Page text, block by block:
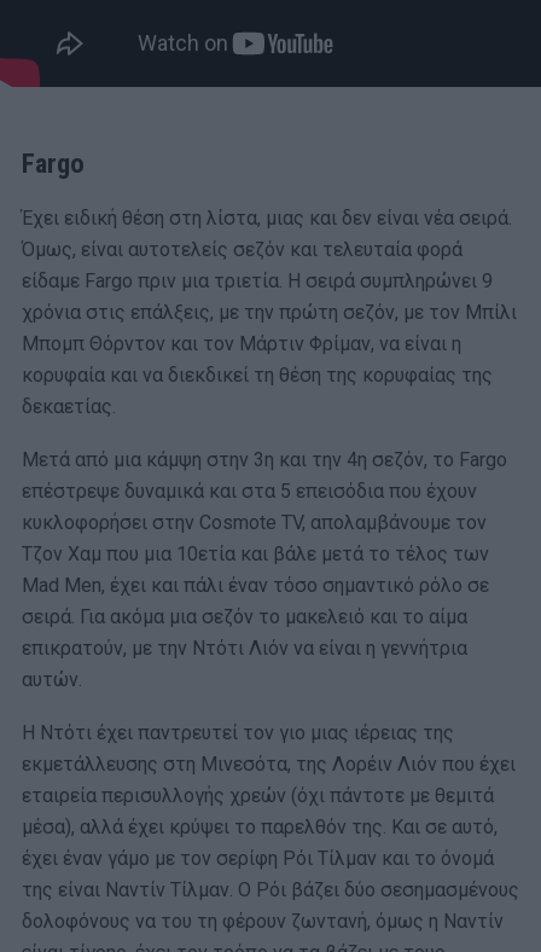
Fargo
Έχει ειδική θέση στη λίστα, μιας και δεν είναι νέα σειρά.
Όμως, είναι αυτοτελείς σεζόν και τελευταία φορά
είδαμε Fargo πριν μια τριετία. Η σειρά συμπληρώνει 9
χρόνια στις επάλξεις, με την πρώτη σεζόν, με τον Μπίλι
Μπομπ Θόρντον και τον Μάρτιν Φρίμαν, να είναι η
κορυφαία και να διεκδικεί τη θέση της κορυφαίας της
δεκαετίας.
Μετά από μια κάμψη στην 3η και την 4η σεζόν, το Fargo
επέστρεψε δυναμικά και στα 5 επεισόδια που έχουν
κυκλοφορήσει στην Cosmote TV, απολαμβάνουμε τον
Τζον Χαμ που μια 10ετία και βάλε μετά το τέλος των
Mad Men, έχει και πάλι έναν τόσο σημαντικό ρόλο σε
σειρά. Για ακόμα μια σεζόν το μακελειό και το αίμα
επικρατούν, με την Ντότι Λιόν να είναι η γεννήτρια
αυτών.
Η Ντότι έχει παντρευτεί τον γιο μιας ιέρειας της
εκμετάλλευσης στη Μινεσότα, της Λορέιν Λιόν που έχει
εταιρεία περισυλλογής χρεών (όχι πάντοτε με θεμιτά
μέσα), αλλά έχει κρύψει το παρελθόν της. Και σε αυτό,
έχει έναν γάμο με τον σερίφη Ρόι Τίλμαν και το όνομά
της είναι Ναντίν Τίλμαν. Ο Ρόι βάζει δύο σεσημασμένους
δολοφόνους να του τη φέρουν ζωντανή, όμως η Ναντίν